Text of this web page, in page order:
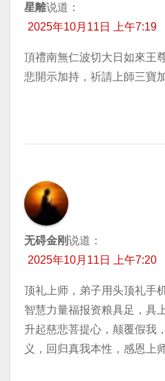
星離说道：
2025年10月11日 上午7:19
頂禮南無仁波切大日如來王
悲開示加持，祈請上師三寶
无碍金刚说道：
2025年10月11日 上午7:20
顶礼上师，弟子用头顶礼手
智慧力量福报资粮具足，具
升起慈悲菩提心，颠覆假我
义，回归真我本性，感恩上